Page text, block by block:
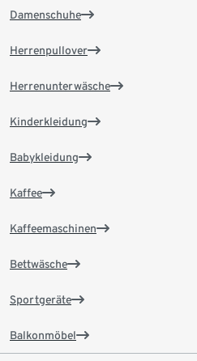
Damenschuhe
Herrenpullover
Herrenunterwäsche
Kinderkleidung
Babykleidung
Kaffee
Kaffeemaschinen
Bettwäsche
Sportgeräte
Balkonmöbel